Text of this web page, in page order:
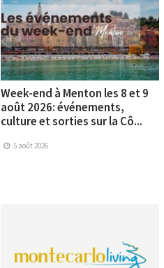
Week-end à Menton les 8 et 9
août 2026: événements,
culture et sorties sur la Cô...
5 août 2026